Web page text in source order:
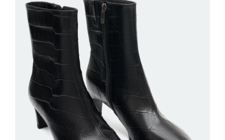
ДОБАВИТЬ В КОРЗИНУ